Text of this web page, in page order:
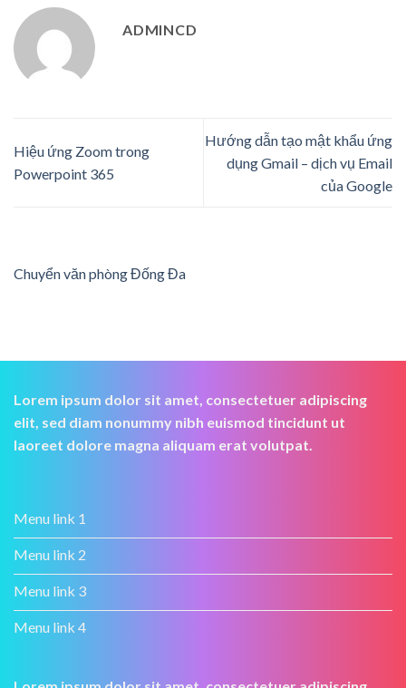
ADMINCD
Hiệu ứng Zoom trong
Powerpoint 365
Hướng dẫn tạo mật khẩu ứng
dụng Gmail – dịch vụ Email
của Google
Chuyển văn phòng Đống Đa
Lorem ipsum dolor sit amet, consectetuer adipiscing
elit, sed diam nonummy nibh euismod tincidunt ut
laoreet dolore magna aliquam erat volutpat.
Menu link 1
Menu link 2
Menu link 3
Menu link 4